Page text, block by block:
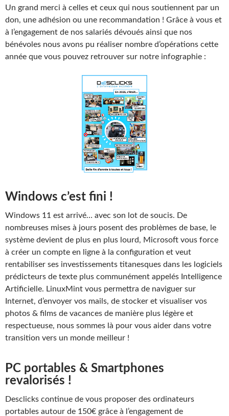
Un grand merci à celles et ceux qui nous soutiennent par un
don, une adhésion ou une recommandation ! Grâce à vous et
à l’engagement de nos salariés dévoués ainsi que nos
bénévoles nous avons pu réaliser nombre d’opérations cette
année que vous pouvez retrouver sur notre infographie :
Windows c’est fini !
Windows 11 est arrivé… avec son lot de soucis. De
nombreuses mises à jours posent des problèmes de base, le
système devient de plus en plus lourd, Microsoft vous force
à créer un compte en ligne à la configuration et veut
rentabiliser ses investissements titanesques dans les logiciels
prédicteurs de texte plus communément appelés Intelligence
Artificielle. LinuxMint vous permettra de naviguer sur
Internet, d’envoyer vos mails, de stocker et visualiser vos
photos & films de vacances de manière plus légère et
respectueuse, nous sommes là pour vous aider dans votre
transition vers un monde meilleur !
PC portables & Smartphones
revalorisés !
Desclicks continue de vous proposer des ordinateurs
portables autour de 150€ grâce à l’engagement de